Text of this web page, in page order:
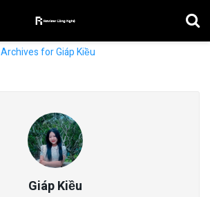
Archives for Giáp Kiều
Giáp Kiều